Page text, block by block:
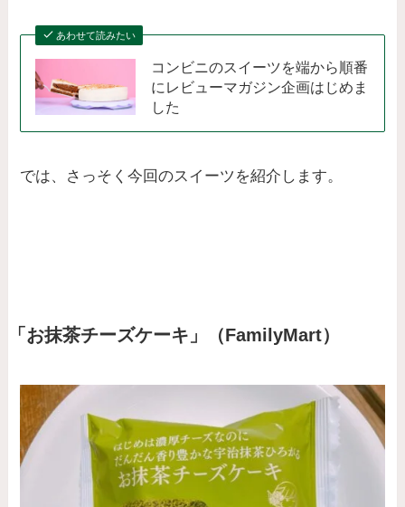
あわせて読みたい
コンビニのスイーツを端から順番
にレビューマガジン企画はじめま
した
では、さっそく今回のスイーツを紹介します。
「お抹茶チーズケーキ」（FamilyMart）